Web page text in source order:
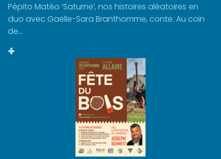
Pépito Matéo ‘Saturne’, nos histoires aléatoires en
duo avec Gaëlle-Sara Branthomme, conte. Au coin
de...
+